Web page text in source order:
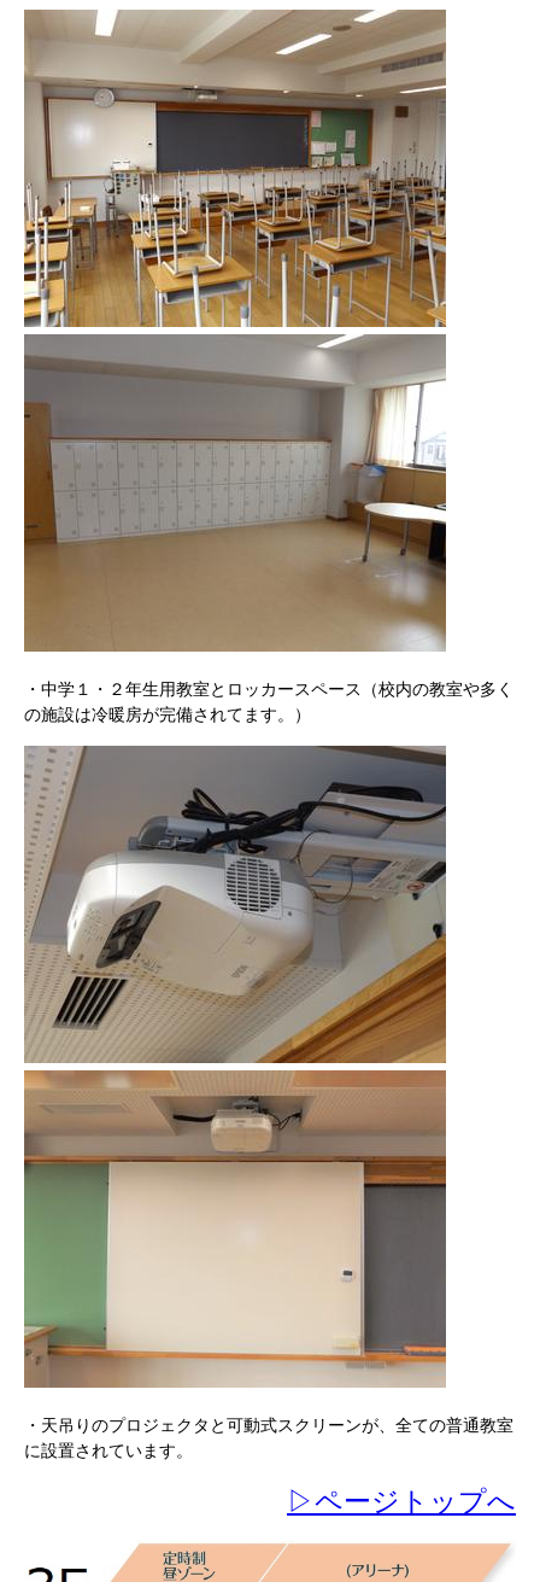
・中学１・２年生用教室とロッカースペース（校内の教室や多く
の施設は冷暖房が完備されてます。）
・天吊りのプロジェクタと可動式スクリーンが、全ての普通教室
に設置されています。
▷ページトップへ